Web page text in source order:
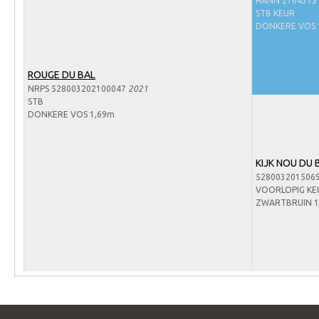
Zoek een NRPS paard
ROUGE DU BAL
NRPS 528003202100047 2021
STB
DONKERE VOS 1,69m
STB KEUR
DONKERE VOS
KIJK NOU DU
VOORLOPIG
ZWARTBRUIN